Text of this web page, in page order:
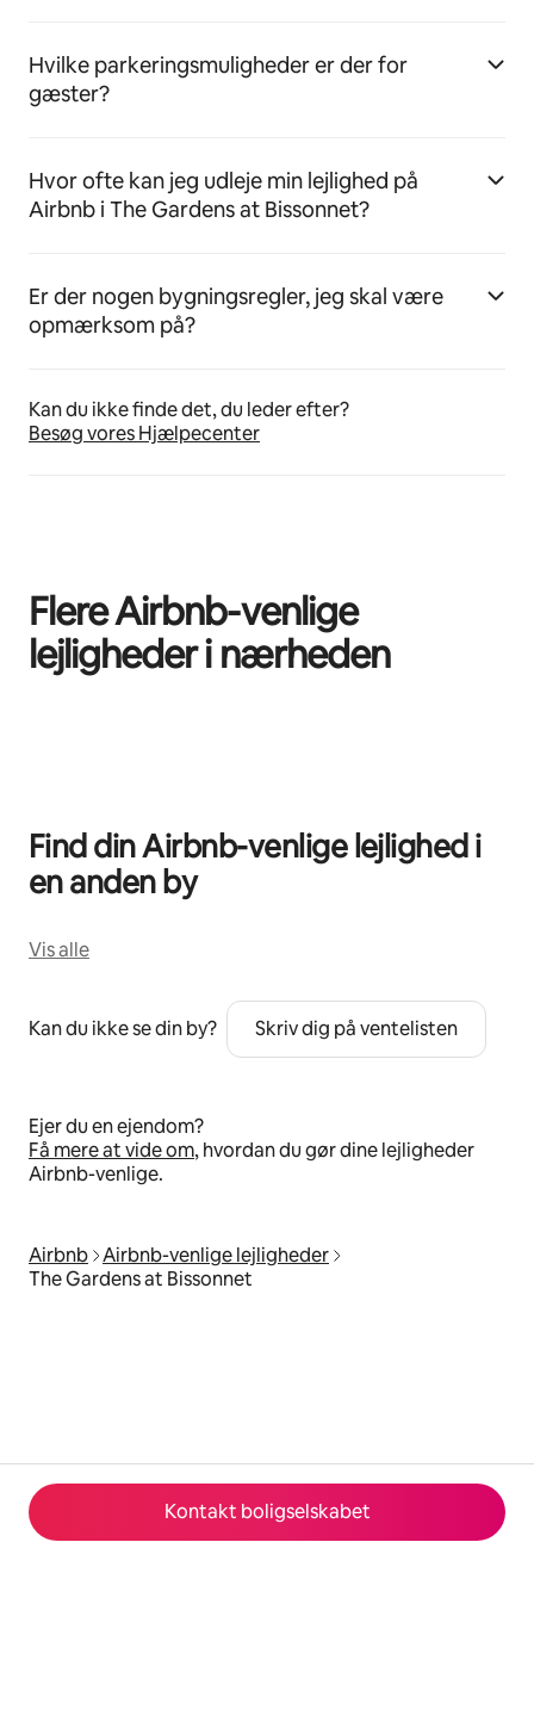
Kontakt boligselskabet
Hvilke parkeringsmuligheder er der for
gæster?
Hvor ofte kan jeg udleje min lejlighed på
Airbnb i The Gardens at Bissonnet?
Er der nogen bygningsregler, jeg skal være
opmærksom på?
Kan du ikke finde det, du leder efter?
Besøg vores Hjælpecenter
Flere Airbnb-venlige
lejligheder i nærheden
Find din Airbnb-venlige lejlighed i
en anden by
Vis alle
Kan du ikke se din by? Skriv dig på ventelisten
Ejer du en ejendom?
Få mere at vide om, hvordan du gør dine lejligheder
Airbnb-venlige.
Airbnb Airbnb-venlige lejligheder
The Gardens at Bissonnet